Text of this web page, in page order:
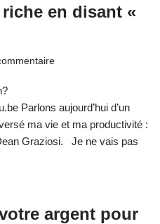
en disant «
Parlons aujourd’hui d’un
ma vie et ma productivité :
Graziosi. Je ne vais pas
argent pour